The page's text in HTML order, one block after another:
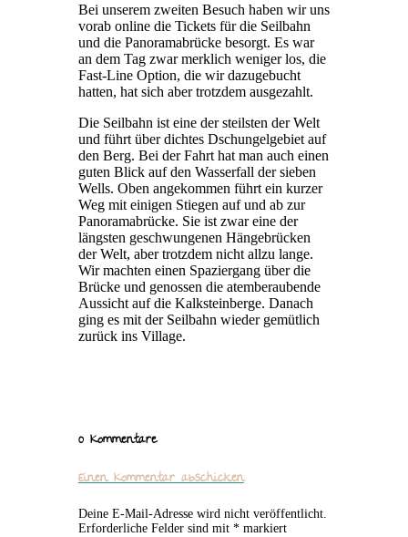
Bei unserem zweiten Besuch haben wir uns
vorab online die Tickets für die Seilbahn
und die Panoramabrücke besorgt. Es war
an dem Tag zwar merklich weniger los, die
Fast-Line Option, die wir dazugebucht
hatten, hat sich aber trotzdem ausgezahlt.
Die Seilbahn ist eine der steilsten der Welt
und führt über dichtes Dschungelgebiet auf
den Berg. Bei der Fahrt hat man auch einen
guten Blick auf den Wasserfall der sieben
Wells. Oben angekommen führt ein kurzer
Weg mit einigen Stiegen auf und ab zur
Panoramabrücke. Sie ist zwar eine der
längsten geschwungenen Hängebrücken
der Welt, aber trotzdem nicht allzu lange.
Wir machten einen Spaziergang über die
Brücke und genossen die atemberaubende
Aussicht auf die Kalksteinberge. Danach
ging es mit der Seilbahn wieder gemütlich
zurück ins Village.
0 Kommentare
Einen Kommentar abschicken
Deine E-Mail-Adresse wird nicht veröffentlicht.
Erforderliche Felder sind mit *markiert